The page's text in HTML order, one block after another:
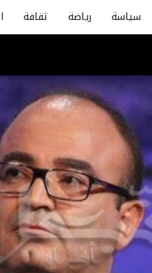
سياسة رياضة ثقافة